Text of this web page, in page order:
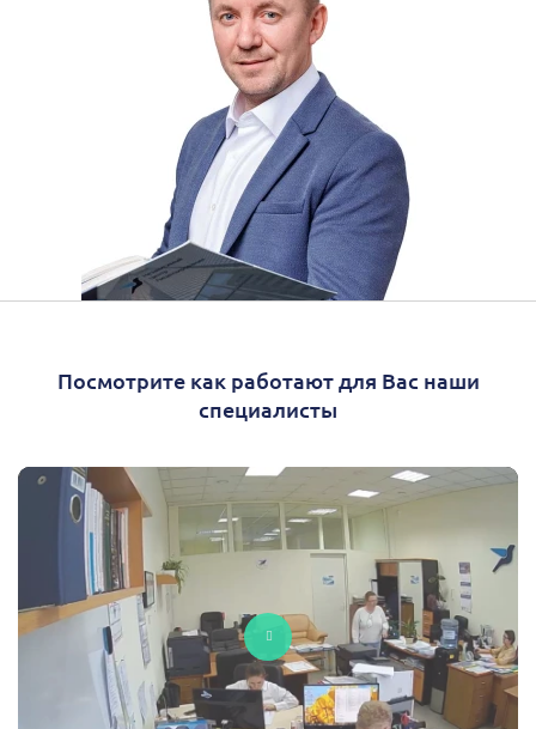
Посмотрите как работают для Вас наши
специалисты